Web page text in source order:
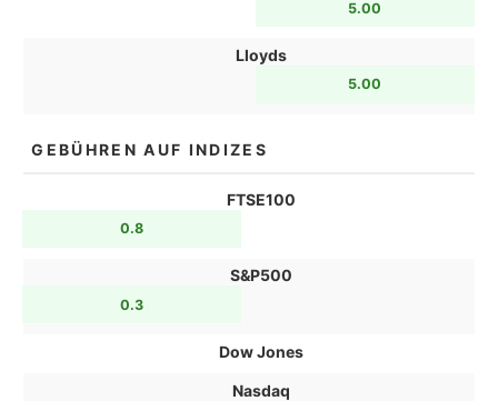
5.00
Lloyds
5.00
GEBÜHREN AUF INDIZES
FTSE100
0.8
S&P500
0.3
Dow Jones
Nasdaq